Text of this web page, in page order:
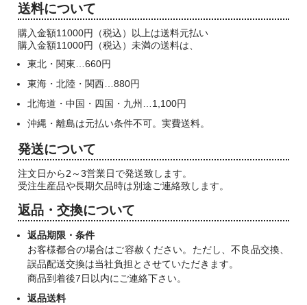
送料について
購入金額11000円（税込）以上は送料元払い
購入金額11000円（税込）未満の送料は、
東北・関東…660円
東海・北陸・関西…880円
北海道・中国・四国・九州…1,100円
沖縄・離島は元払い条件不可。実費送料。
発送について
注文日から2～3営業日で発送致します。
受注生産品や長期欠品時は別途ご連絡致します。
返品・交換について
返品期限・条件
お客様都合の場合はご容赦ください。ただし、不良品交換、
誤品配送交換は当社負担とさせていただきます。
商品到着後7日以内にご連絡下さい。
返品送料